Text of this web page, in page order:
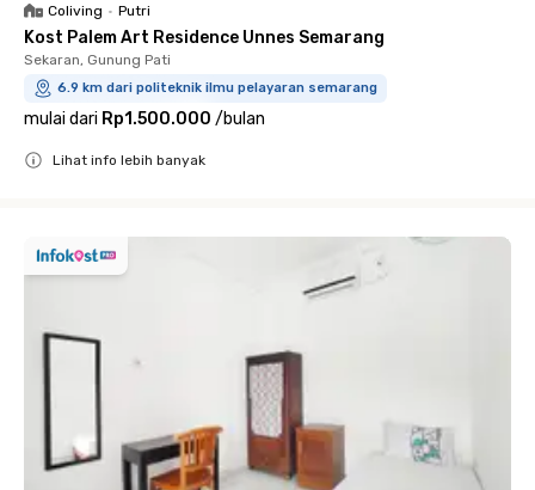
Coliving • Putri
Kost Palem Art Residence Unnes Semarang
Sekaran, Gunung Pati
6.9 km dari politeknik ilmu pelayaran semarang
mulai dari Rp1.500.000 /bulan
Lihat info lebih banyak